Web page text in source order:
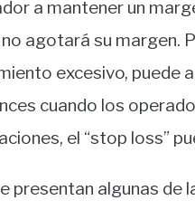
a mantener un
agotará su margen.
excesivo, puede
cuando los
el “stop loss”
presentan algunas de